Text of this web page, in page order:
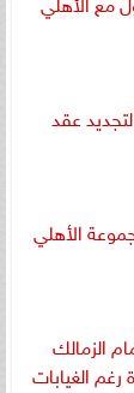
عقد
الأهلي
الزمالك
رغم الغيابات